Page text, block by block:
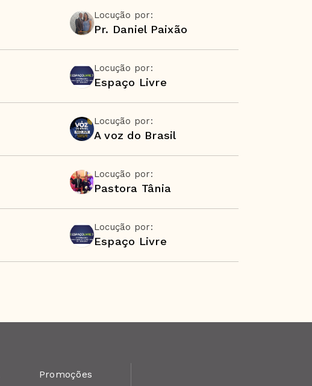
Locução por:
Pr. Daniel Paixão
Locução por:
Espaço Livre
Locução por:
A voz do Brasil
Locução por:
Pastora Tânia
Locução por:
Espaço Livre
Promoções